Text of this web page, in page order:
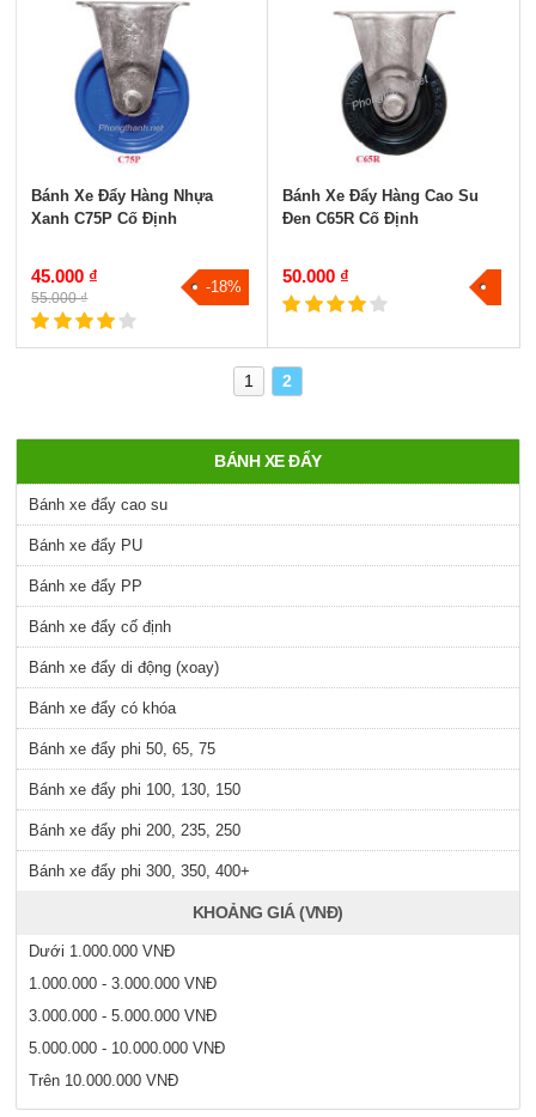
Bánh Xe Đẩy Hàng Nhựa
Xanh C75P Cố Định
45.000 ₫
55.000 ₫
-18%
Bánh Xe Đẩy Hàng Cao Su
Đen C65R Cố Định
50.000 ₫
1 2
BÁNH XE ĐẨY
Bánh xe đẩy cao su
Bánh xe đẩy PU
Bánh xe đẩy PP
Bánh xe đẩy cố định
Bánh xe đẩy di động (xoay)
Bánh xe đẩy có khóa
Bánh xe đẩy phi 50, 65, 75
Bánh xe đẩy phi 100, 130, 150
Bánh xe đẩy phi 200, 235, 250
Bánh xe đẩy phi 300, 350, 400+
KHOẢNG GIÁ (VNĐ)
Dưới 1.000.000 VNĐ
1.000.000 - 3.000.000 VNĐ
3.000.000 - 5.000.000 VNĐ
5.000.000 - 10.000.000 VNĐ
Trên 10.000.000 VNĐ